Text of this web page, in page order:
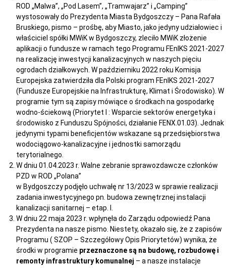
ROD „Malwa”, „Pod Lasem”, „Tramwajarz” i „Camping”
wystosowały do Prezydenta Miasta Bydgoszczy – Pana Rafała
Bruskiego, pismo – prośbę, aby Miasto, jako jedyny udziałowiec i
właściciel spółki MWiK w Bydgoszczy, zleciło MWiK złożenie
aplikacji o fundusze w ramach tego Programu FEnIKS 2021-2027
na realizację inwestycji kanalizacyjnych w naszych pięciu
ogrodach działkowych. W październiku 2022 roku Komisja
Europejska zatwierdziła dla Polski program FEnIKS 2021-2027
(Fundusze Europejskie na Infrastrukturę, Klimat i Środowisko). W
programie tym są zapisy mówiące o środkach na gospodarkę
wodno-ściekową (Priorytet I : Wsparcie sektorów energetyka i
środowisko z Funduszu Spójności, działanie FENX.01.03). Jednak
jedynymi typami beneficjentów wskazane są przedsiębiorstwa
wodociągowo-kanalizacyjne i jednostki samorządu
terytorialnego.
W dniu 01.04.2023 r. Walne zebranie sprawozdawcze członków
PZD w ROD „Polana”
w Bydgoszczy podjęło uchwałę nr 13/2023 w sprawie realizacji
zadania inwestycyjnego pn. budowa zewnętrznej instalacji
kanalizacji sanitarnej – etap. I.
W dniu 22 maja 2023 r. wpłynęła do Zarządu odpowiedź Pana
Prezydenta na nasze pismo. Niestety, okazało się, że z zapisów
Programu ( SZOP – Szczegółowy Opis Priorytetów) wynika, że
środki w programie przeznaczone są na budowę, rozbudowę i
remonty infrastruktury komunalnej – a nasze instalacje